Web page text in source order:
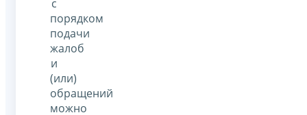
с
порядком
подачи
жалоб
и
(или)
обращений
можно